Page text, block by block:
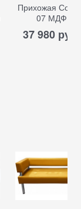
Прихожая
07 МДФ
37 980 руб.